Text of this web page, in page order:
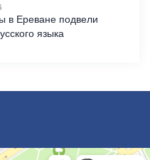
в Ереване подвели
языка